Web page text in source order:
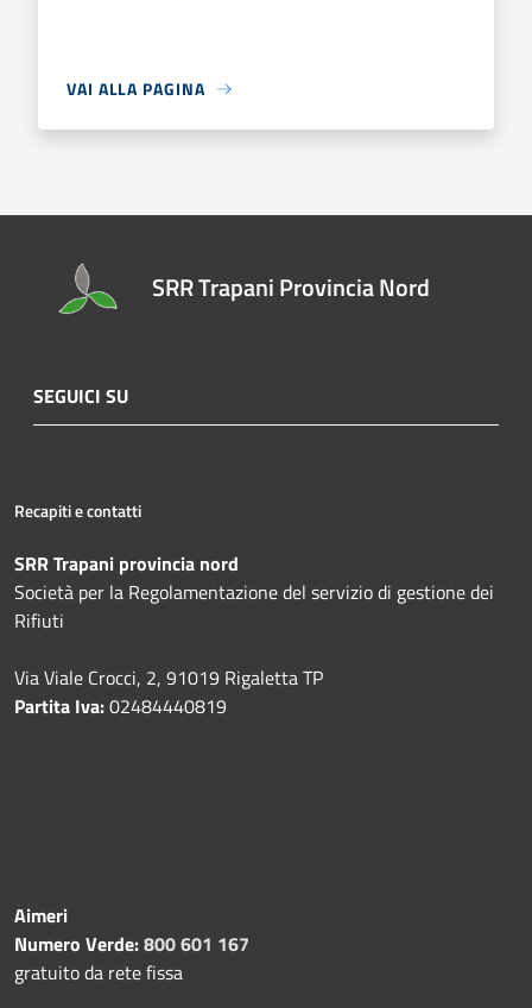
VAI ALLA PAGINA
SRR Trapani Provincia Nord
SEGUICI SU
Recapiti e contatti
SRR Trapani provincia nord
Società per la Regolamentazione del servizio di gestione dei
Rifiuti
Via Viale Crocci, 2, 91019 Rigaletta TP
Partita Iva:02484440819
Aimeri
Numero Verde:800 601 167
gratuito da rete fissa